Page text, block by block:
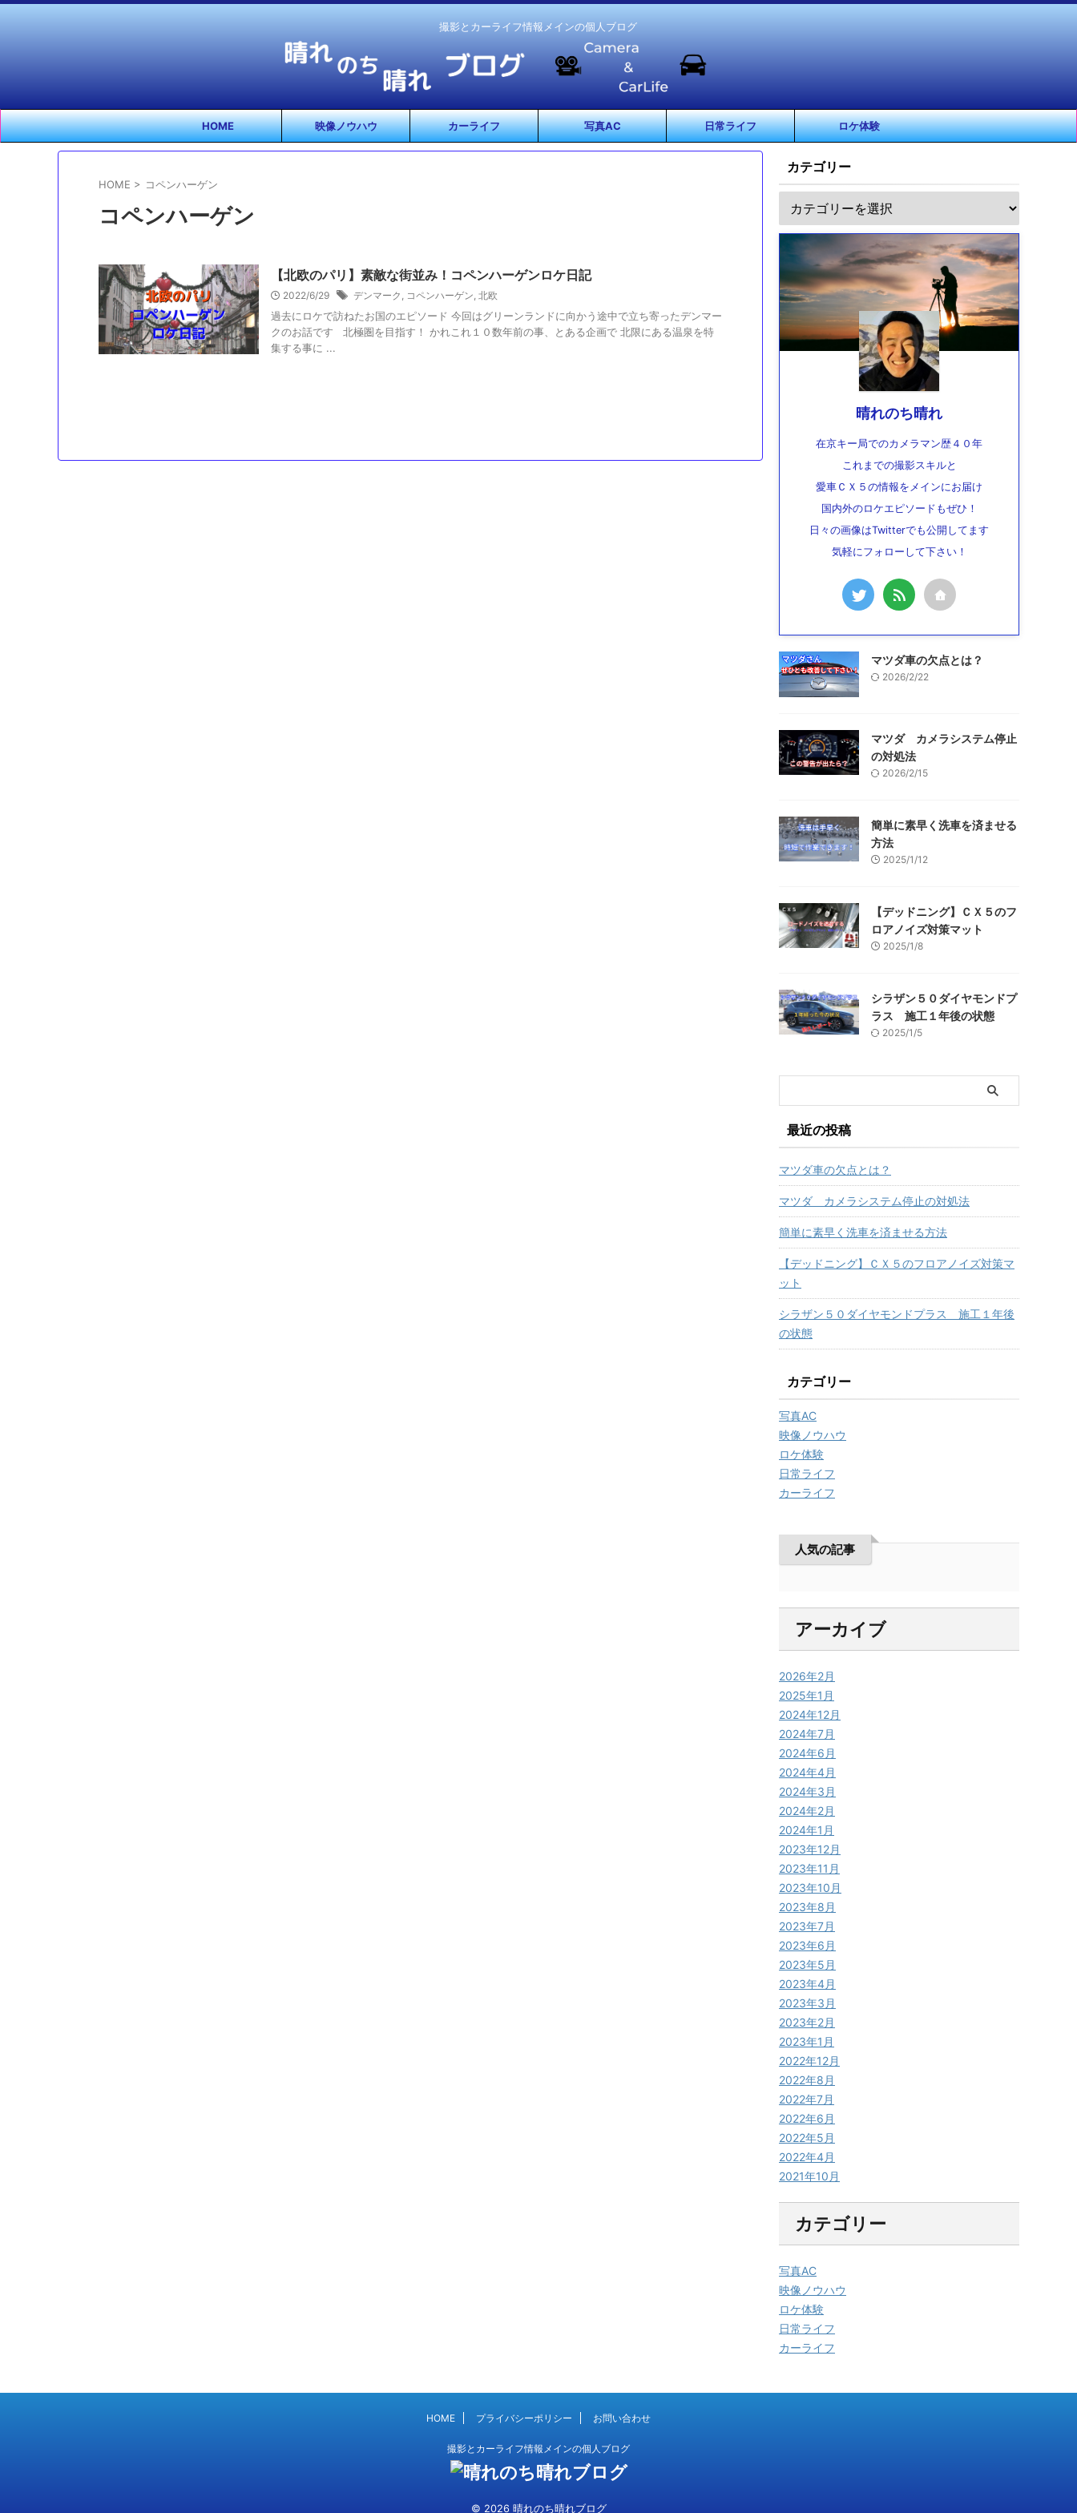
撮影とカーライフ情報メインの個人ブログ
HOME 映像ノウハウ カーライフ 写真AC 日常ライフ ロケ体験
HOME > コペンハーゲン
コペンハーゲン
【北欧のパリ】素敵な街並み！コペンハーゲンロケ日記
2022/6/29 デンマーク コペンハーゲン 北欧
過去にロケで訪ねたお国のエピソード 今回はグリーンランドに向かう途中で立ち寄ったデンマー
クのお話です 北極圏を目指す！ かれこれ１０数年前の事、とある企画で 北限にある温泉を特
集する事に ...
カテゴリー
晴れのち晴れ
在京キー局でのカメラマン歴４０年
これまでの撮影スキルと
愛車ＣＸ５の情報をメインにお届け
国内外のロケエピソードもぜひ！
日々の画像はTwitterでも公開してます
気軽にフォローして下さい！
マツダ車の欠点とは？
2026/2/22
マツダ カメラシステム停止
の対処法
2026/2/15
簡単に素早く洗車を済ませる
方法
2025/1/12
【デッドニング】ＣＸ５のフ
ロアノイズ対策マット
2025/1/8
シラザン５０ダイヤモンドプ
ラス 施工１年後の状態
2025/1/5
最近の投稿
マツダ車の欠点とは？
マツダ カメラシステム停止の対処法
簡単に素早く洗車を済ませる方法
【デッドニング】ＣＸ５のフロアノイズ対策マ
ット
シラザン５０ダイヤモンドプラス 施工１年後
の状態
カテゴリー
写真AC
映像ノウハウ
ロケ体験
日常ライフ
カーライフ
人気の記事
アーカイブ
2026年2月
2025年1月
2024年12月
2024年7月
2024年6月
2024年4月
2024年3月
2024年2月
2024年1月
2023年12月
2023年11月
2023年10月
2023年8月
2023年7月
2023年6月
2023年5月
2023年4月
2023年3月
2023年2月
2023年1月
2022年12月
2022年8月
2022年7月
2022年6月
2022年5月
2022年4月
2021年10月
カテゴリー
写真AC
映像ノウハウ
ロケ体験
日常ライフ
カーライフ
HOME プライバシーポリシー お問い合わせ
撮影とカーライフ情報メインの個人ブログ
© 2026 晴れのち晴れブログ